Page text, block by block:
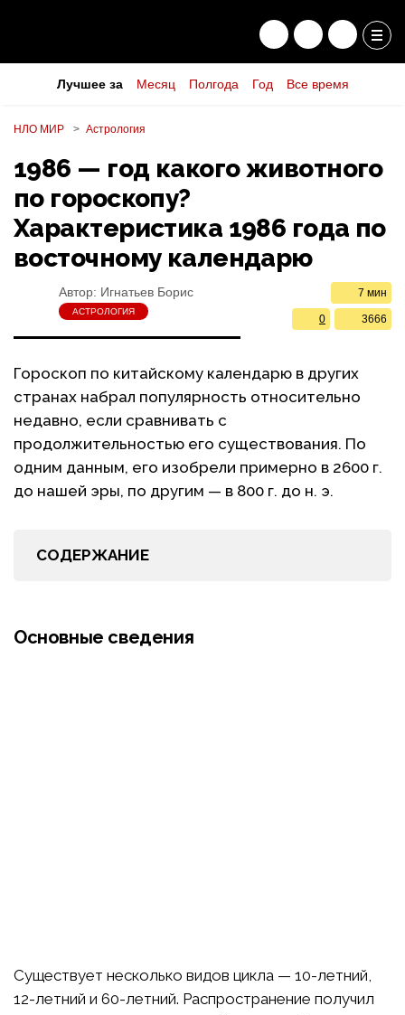
Лучшее за Месяц Полгода Год Все время
НЛО МИР Астрология
1986 — год какого животного
по гороскопу?
Характеристика 1986 года по
восточному календарю
Автор: Игнатьев Борис
АСТРОЛОГИЯ
7 мин
3666
0
Гороскоп по китайскому календарю в других
странах набрал популярность относительно
недавно, если сравнивать с
продолжительностью его существования. По
одним данным, его изобрели примерно в 2600 г.
до нашей эры, по другим — в 800 г. до н. э.
СОДЕРЖАНИЕ
Основные сведения
Существует несколько видов цикла — 10-летний,
12-летний и 60-летний. Распространение получил